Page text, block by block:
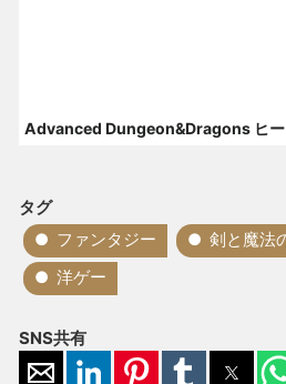
タグ
ファンタジー
剣と魔法
洋ゲー
SNS共有